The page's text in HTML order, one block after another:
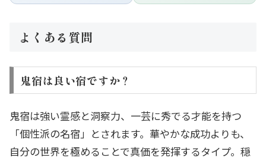
よくある質問
鬼宿は良い宿ですか？
鬼宿は強い霊感と洞察力、一芸に秀でる才能を持つ
「個性派の名宿」とされます。華やかな成功よりも、
自分の世界を極めることで真価を発揮するタイプ。穏